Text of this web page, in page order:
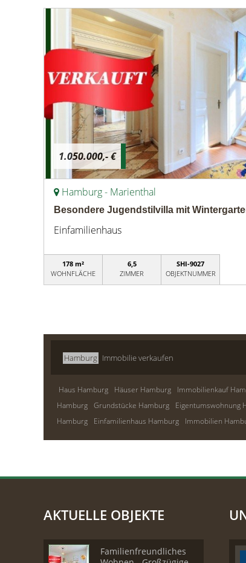
1.050.000,- €
Hamburg - Marienthal
Besondere Jugendstilvilla mit
Einfamilienhaus
178 m²
WOHNFLÄCHE
6,5
ZIMMER
SHI-9027
OBJEKTNUMMER
Hamburg Immobilie verkaufen
Haus Hamburg Häuser Hamburg Immobilienkauf
Hamburg Grundstücke Hamburg Eigentumswohnung
Hamburg
Einfamilienhaus Hamburg Immobilien
AKTUELLE OBJEKTE
Familienfreundliches